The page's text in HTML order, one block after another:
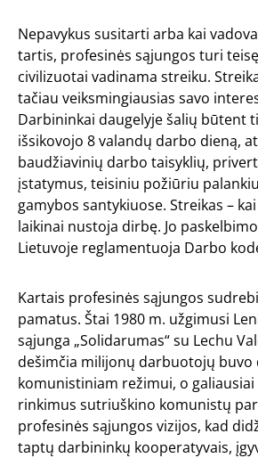
Nepavykus susitarti arba kai
tartis, profesinės sąjungos turi
civilizuotai vadinama streiku.
tačiau veiksmingiausias savo
Darbininkai daugelyje šalių būtent
išsikovojo 8 valandų darbo dieną,
baudžiavinių darbo taisyklių,
įstatymus, teisiniu požiūriu
gamybos santykiuose. Streikas –
laikinai nustoja dirbę. Jo
Lietuvoje reglamentuoja Darbo
Kartais profesinės sąjungos
pamatus. Štai 1980 m. užgimusi
sąjunga „Solidarumas“ su Lechu
dešimčia milijonų darbuotojų buvo
komunistiniam režimui, o galiausiai
rinkimus sutriuškino komunistų
profesinės sąjungos vizijos, kad
taptų darbininkų kooperatyvais,